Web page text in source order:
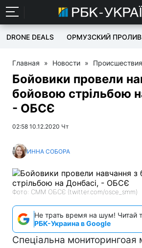
DRONE DEALS ОРМУЗСКИЙ ПРОЛИВ
Главная » Новости » Происшествия
Бойовики провели
бойовою стрільбою
- ОБСЄ
02:58 10.12.2020 Чт
ИННА СОБОРА
Фото: СММ ОБСЄ (twitter.com/osce_smm)
Не трать время на шум! Читай
РБК-Украина в Google
Спеціальна мониторингоая